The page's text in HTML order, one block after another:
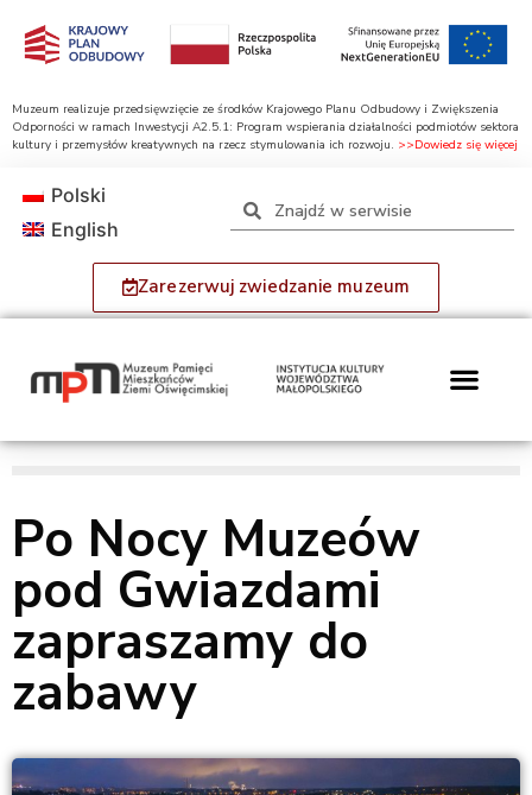
Muzeum realizuje przedsięwzięcie ze środków Krajowego Planu Odbudowy i Zwiększenia
Odporności w ramach Inwestycji A2.5.1: Program wspierania działalności podmiotów sektora
kultury i przemysłów kreatywnych na rzecz stymulowania ich rozwoju. >>Dowiedz się więcej
Zarezerwuj zwiedzanie muzeum
Polski
English
Po Nocy Muzeów
pod Gwiazdami
zapraszamy do
zabawy